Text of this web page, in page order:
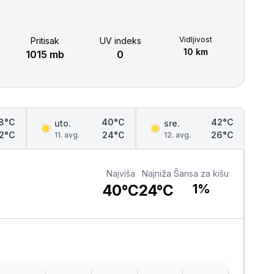
Sombor
Zaječar
Majdanpek
Pritisak
1015 mb
UV indeks
0
Vidljivost
10 km
uto.
11. avg.
40°C
24°C
sre.
12. avg.
42°C
26°C
Najviša
40°C
Najniža
24°C
Šansa za kišu
1%